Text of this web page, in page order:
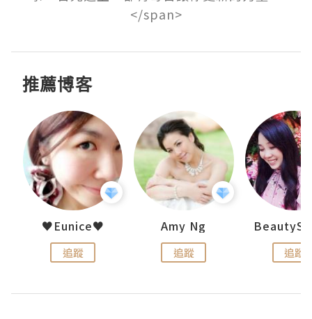
</span>
推薦博客
♥Eunice♥
追蹤
Amy Ng
追蹤 追蹤